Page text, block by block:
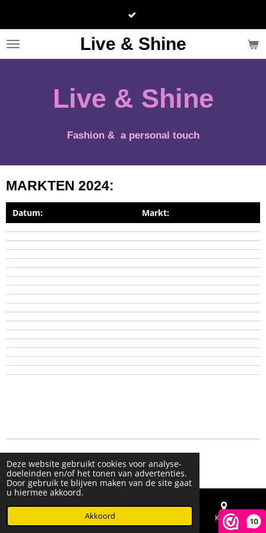
Deze website gebruikt cookies voor analyse-
doeleinden en/of het tonen van advertenties.
Door gebruik te blijven maken van de site gaat
u hiermee akkoord.
Akkoord
10
de
hoofdinhoud
Live & Shine
Live & Shine
Fashion & a personal touch
MARKTEN 2024:
Datum: Markt:
© 2023 - 2026 Live & Shine
Powered byJouwWeb
Telefoonnummer Kaart